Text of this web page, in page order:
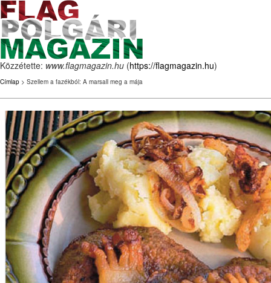
Közzétette: www.flagmagazin.hu (https://flagmagazin.hu)
Címlap > Szellem a fazékból: A marsall meg a mája